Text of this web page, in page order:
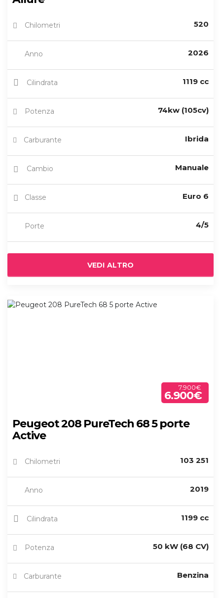
Chilometri 520
Anno 2026
Cilindrata 1119 cc
Potenza 74kw (105cv)
Carburante Ibrida
Cambio Manuale
Classe Euro 6
Porte 4/5
VEDI ALTRO
7.900€
6.900€
Peugeot 208 PureTech 68 5 porte
Active
Chilometri 103 251
Anno 2019
Cilindrata 1199 cc
Potenza 50 kW (68 CV)
Carburante Benzina